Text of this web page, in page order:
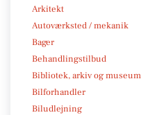
Arkitekt
Autoværksted / mekanik
Bager
Behandlingstilbud
Bibliotek, arkiv og museum
Bilforhandler
Biludlejning